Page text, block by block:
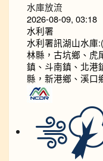
水庫放流
2026-08-09, 03:18
水利署
水利署訊湖山水庫
林縣，古坑鄉、虎
鎮、斗南鎮、北港
縣，新港鄉、溪口